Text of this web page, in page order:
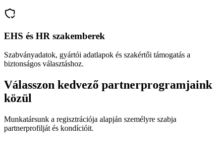
EHS és HR szakemberek
Szabványadatok, gyártói adatlapok és szakértői támogatás a
biztonságos választáshoz.
Válasszon kedvező partnerprogramjaink
közül
Munkatársunk a regisztrációja alapján személyre szabja
partnerprofilját és kondícióit.